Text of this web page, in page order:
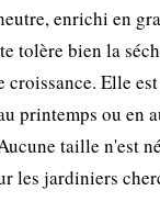
enrichi en
tolère bien la
Elle
printemps ou en
taille n'est
les jardiniers